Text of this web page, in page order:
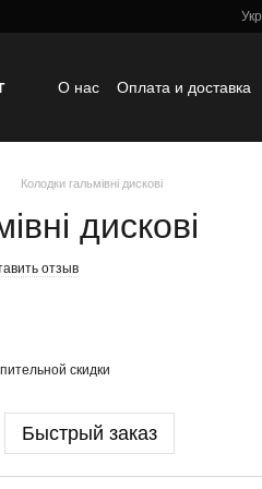
Укр
О нас Оплата и доставка
Колодки гальмівні дискові
дискові
отзыв
скидки
Быстрый заказ